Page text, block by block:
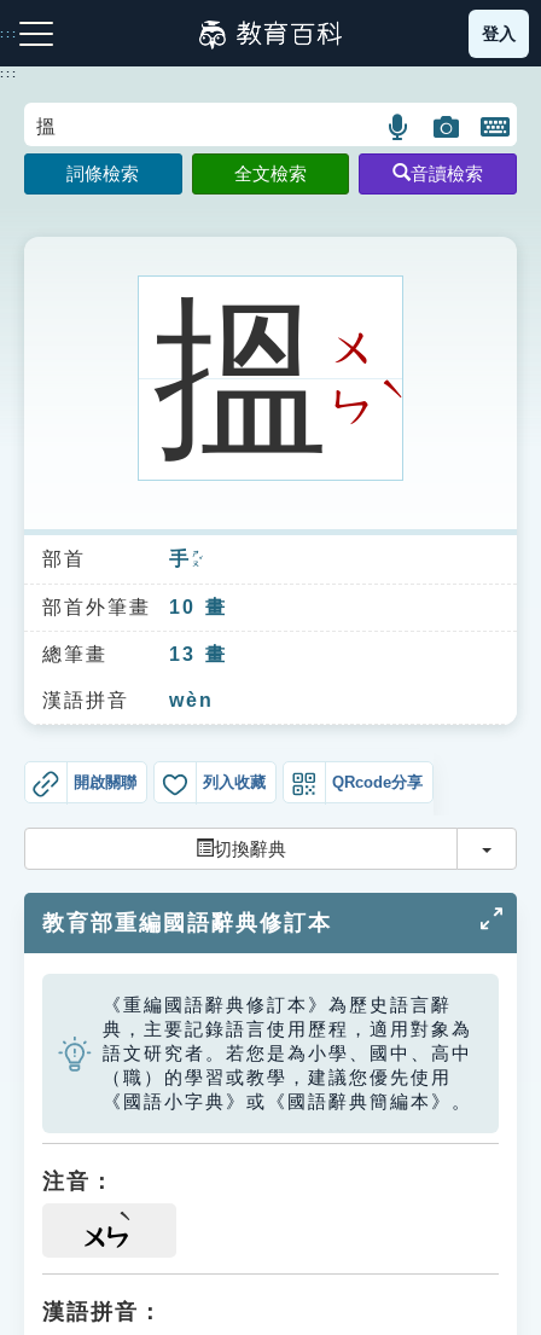
到
主
:::
注音索引圖示 筆畫索引圖示 部首索引表圖示
索引選單
知識索引
單字索引
生命大百科索引
遊戲專區
教學應用
貓頭鷹博士
登入
:::
語
言
搜
示
圖
片
搜
開
鍵
圖
詞條檢索 全文檢索 音讀檢索
搵ㄨ
ㄣˋ
部首 手 ㄕㄡˇ
部首外筆畫 10 畫
總筆畫 13 畫
漢語拼音 wèn
開啟關聯 列入收藏 QRcode分享
切換辭典 切換
教育部重編國語辭典修訂本
《重編國語辭典修訂本》為歷史語言辭
典，主要記錄語言使用歷程，適用對象為
語文研究者。若您是為小學、國中、高中
（職）的學習或教學，建議您優先使用
《國語小字典》或《國語辭典簡編本》。
注音：
ㄨㄣ
漢語拼音：